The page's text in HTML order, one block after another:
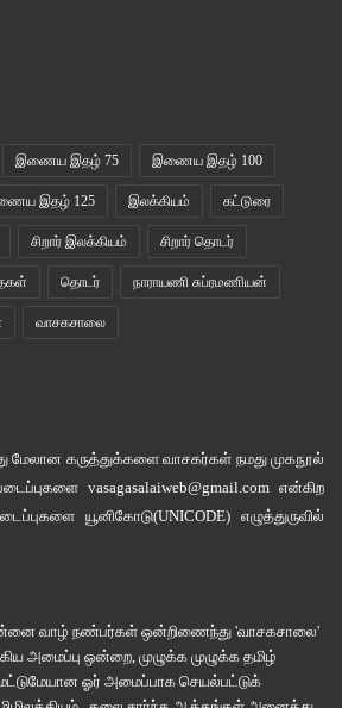
இணைய இதழ் 75 இணைய இதழ் 100
இதழ் 125 இலக்கியம் கட்டுரை
சிறார் இலக்கியம் சிறார் தொடர்
தொடர் நாராயணி சுப்ரமணியன்
வாசகசாலை
மேலான கருத்துக்களை வாசகர்கள் நமது முகநூல்
vasagasalaiweb@gmail.com என்கிற
யூனிகோடு(UNICODE)எழுத்துருவில்
வாழ் நண்பர்கள் ஒன்றிணைந்து 'வாசகசாலை'
அமைப்பு ஒன்றை, முழுக்க முழுக்க தமிழ்
ஓர் அமைப்பாக செயல்பட்டுக்